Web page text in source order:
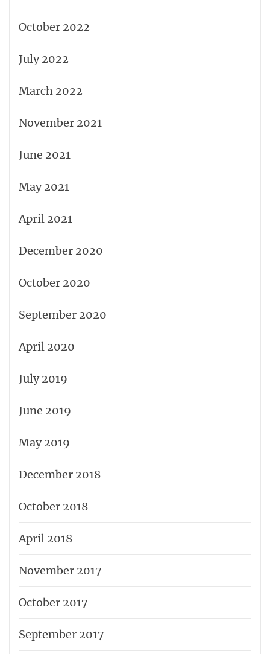
October 2022
July 2022
March 2022
November 2021
June 2021
May 2021
April 2021
December 2020
October 2020
September 2020
April 2020
July 2019
June 2019
May 2019
December 2018
October 2018
April 2018
November 2017
October 2017
September 2017